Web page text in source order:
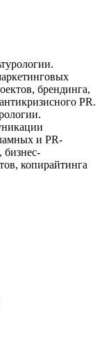
брендинга,
PR.
и PR-
копирайтинга